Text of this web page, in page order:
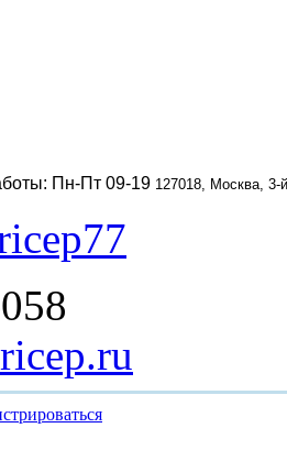
Пн-Пт 09-19 127018, Москва,